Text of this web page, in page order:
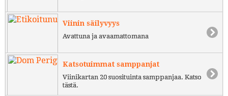
Viinin säilyvyys
Avattuna ja avaamattomana
Katsotuimmat samppanjat
Viinikartan 20 suosituinta samppanjaa. Katso
tästä.